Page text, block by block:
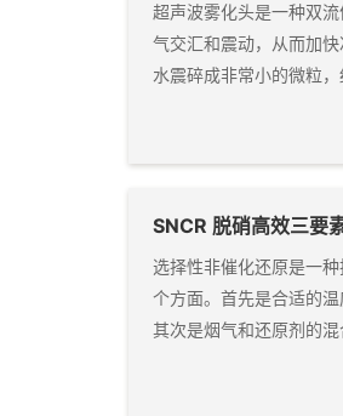
超声波雾化头是一种双
气交汇和震动，从而加
水震碎成非常小的微粒
SNCR 脱硝高效三要
选择性非催化还原是一
个方面。首先是合适的
其次是烟气和还原剂的